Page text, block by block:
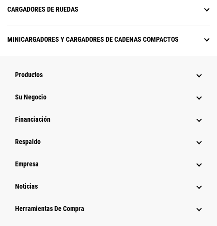
CARGADORES DE RUEDAS
MINICARGADORES Y CARGADORES DE CADENAS COMPACTOS
Productos
Su Negocio
Financiación
Respaldo
Empresa
Noticias
Herramientas De Compra